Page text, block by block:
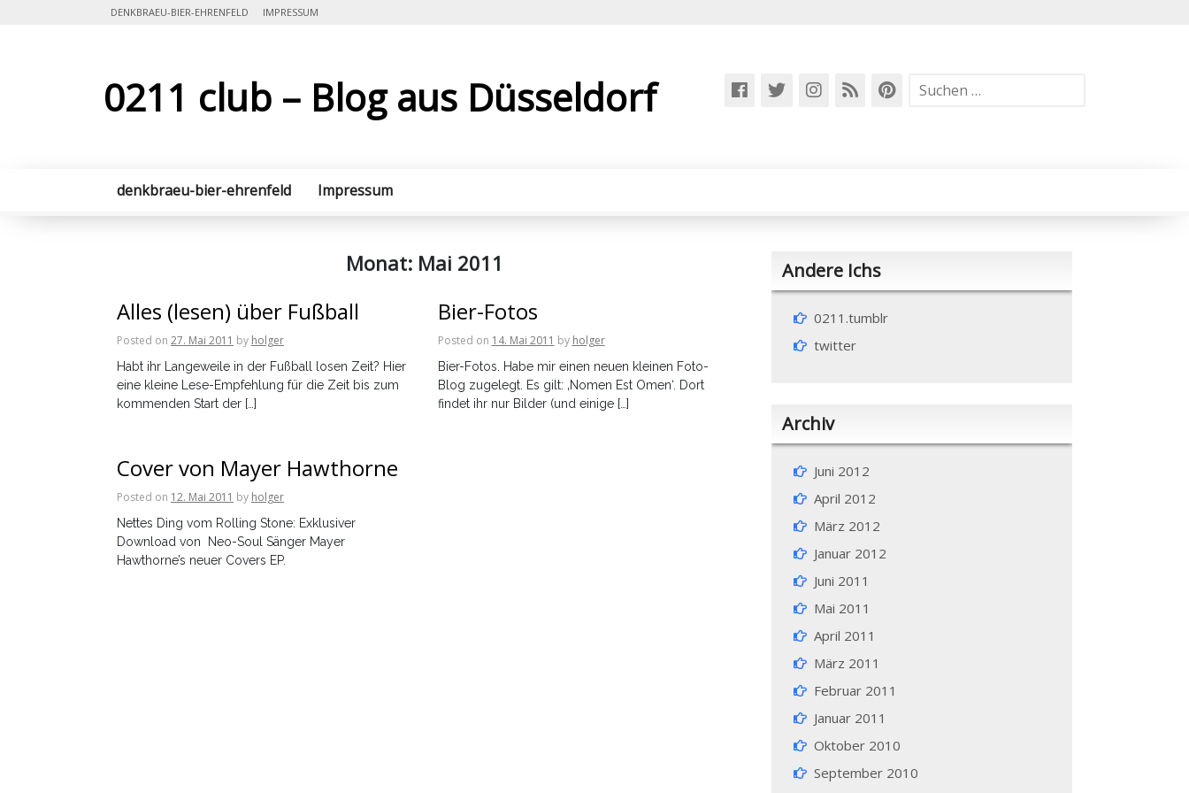
DENKBRAEU-BIER-EHRENFELD IMPRESSUM
0211 club – Blog aus Düsseldorf
Suchen
denkbraeu-bier-ehrenfeld Impressum
Monat: Mai 2011
Alles (lesen) über Fußball
Posted on 27. Mai 2011 by holger
Habt ihr Langeweile in der Fußball losen Zeit? Hier
eine kleine Lese-Empfehlung für die Zeit bis zum
kommenden Start der […]
Bier-Fotos
Posted on 14. Mai 2011 by holger
Bier-Fotos. Habe mir einen neuen kleinen Foto-
Blog zugelegt. Es gilt: ‚Nomen Est Omen‘. Dort
findet ihr nur Bilder (und einige […]
Cover von Mayer Hawthorne
Posted on 12. Mai 2011 by holger
Nettes Ding vom Rolling Stone: Exklusiver
Download von Neo-Soul Sänger Mayer
Hawthorne’s neuer Covers EP.
Andere Ichs
0211.tumblr
twitter
Archiv
Juni 2012
April 2012
März 2012
Januar 2012
Juni 2011
Mai 2011
April 2011
März 2011
Februar 2011
Januar 2011
Oktober 2010
September 2010